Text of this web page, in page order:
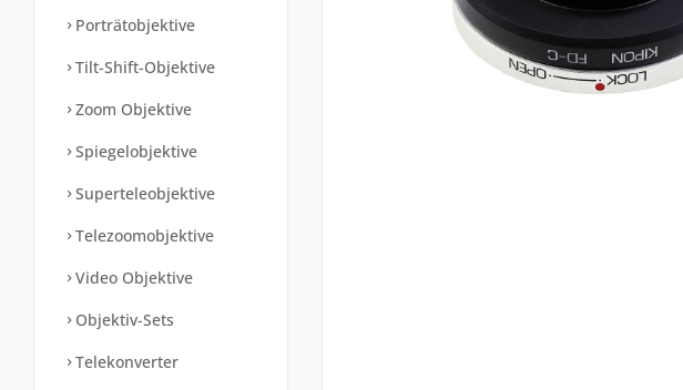
Porträtobjektive
Tilt-Shift-Objektive
Zoom Objektive
Spiegelobjektive
Superteleobjektive
Telezoomobjektive
Video Objektive
Objektiv-Sets
Telekonverter